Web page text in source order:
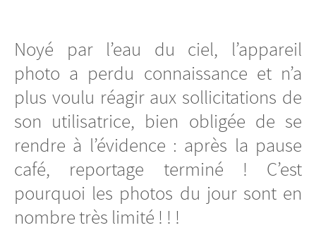
Noyé par l’eau du ciel, l’appareil
photo a perdu connaissance et n’a
plus voulu réagir aux sollicitations de
son utilisatrice, bien obligée de se
rendre à l’évidence : après la pause
café, reportage terminé ! C’est
pourquoi les photos du jour sont en
nombre très limité ! ! !